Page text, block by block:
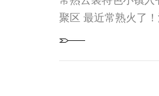
聚区 最近常熟火了
会发布了第二批省级